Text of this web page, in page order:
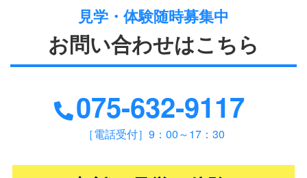
見学・体験随時募集中
お問い合わせはこちら
075-632-9117
［電話受付］9：00～17：30